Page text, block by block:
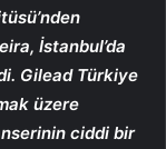
İstanbul’da
Gilead Türkiye
üzere
ciddi bir